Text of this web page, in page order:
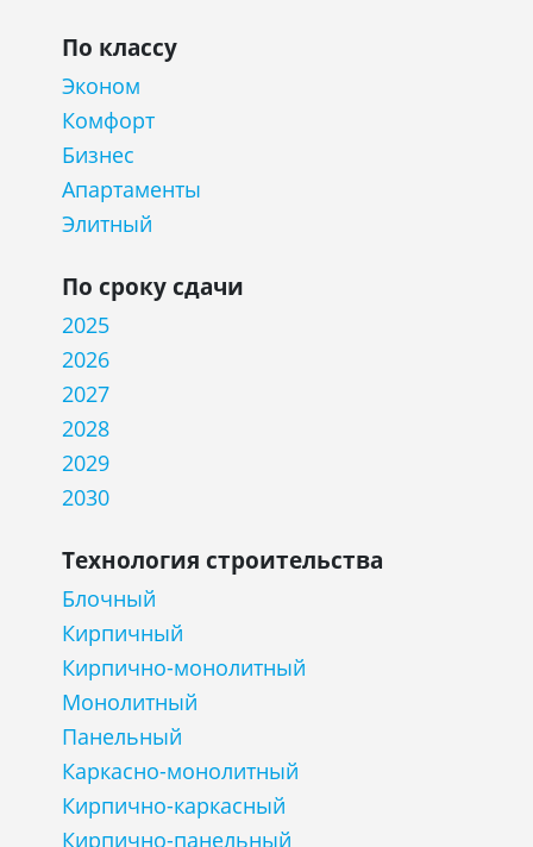
По классу
Эконом
Комфорт
Бизнес
Апартаменты
Элитный
По сроку сдачи
2025
2026
2027
2028
2029
2030
Технология строительства
Блочный
Кирпичный
Кирпично-монолитный
Монолитный
Панельный
Каркасно-монолитный
Кирпично-каркасный
Кирпично-панельный